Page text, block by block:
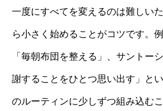
一度にすべてを変えるのは難しい
ら小さく始めることがコツです。
「毎朝布団を整える」、サントー
謝することをひとつ思い出す」と
のルーティンに少しずつ組み込む